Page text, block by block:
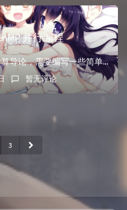
并行编程
前言这学期选修了并行与分布式计算导论，需要编写一些简单的并行程序，并分析并行算法的优劣，由于Mac上默认的clang不支持OpenMP，便谷歌了一下怎么配置。在搜索的过程中，我发现许多教程都很老...
暂无评论
3